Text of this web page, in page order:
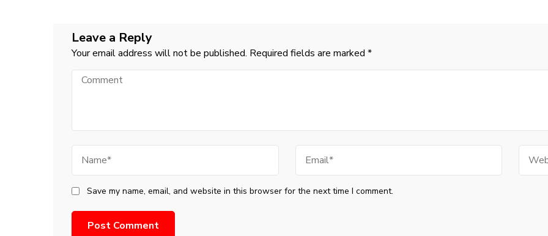
Leave a Reply
Your email address will not be published. Required fields are marked *
Comment
Save my name, email, and website in this browser for the next time I comment.